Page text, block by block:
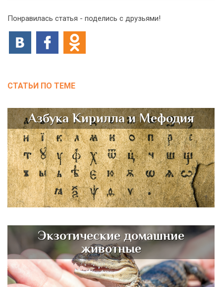
Понравилась статья - поделись с друзьями!
СТАТЬИ ПО ТЕМЕ
Азбука Кирилла и Мефодия
Экзотические домашние
животные